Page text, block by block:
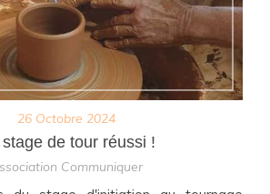
26 Octobre 2024
stage de tour réussi !
Communiquer